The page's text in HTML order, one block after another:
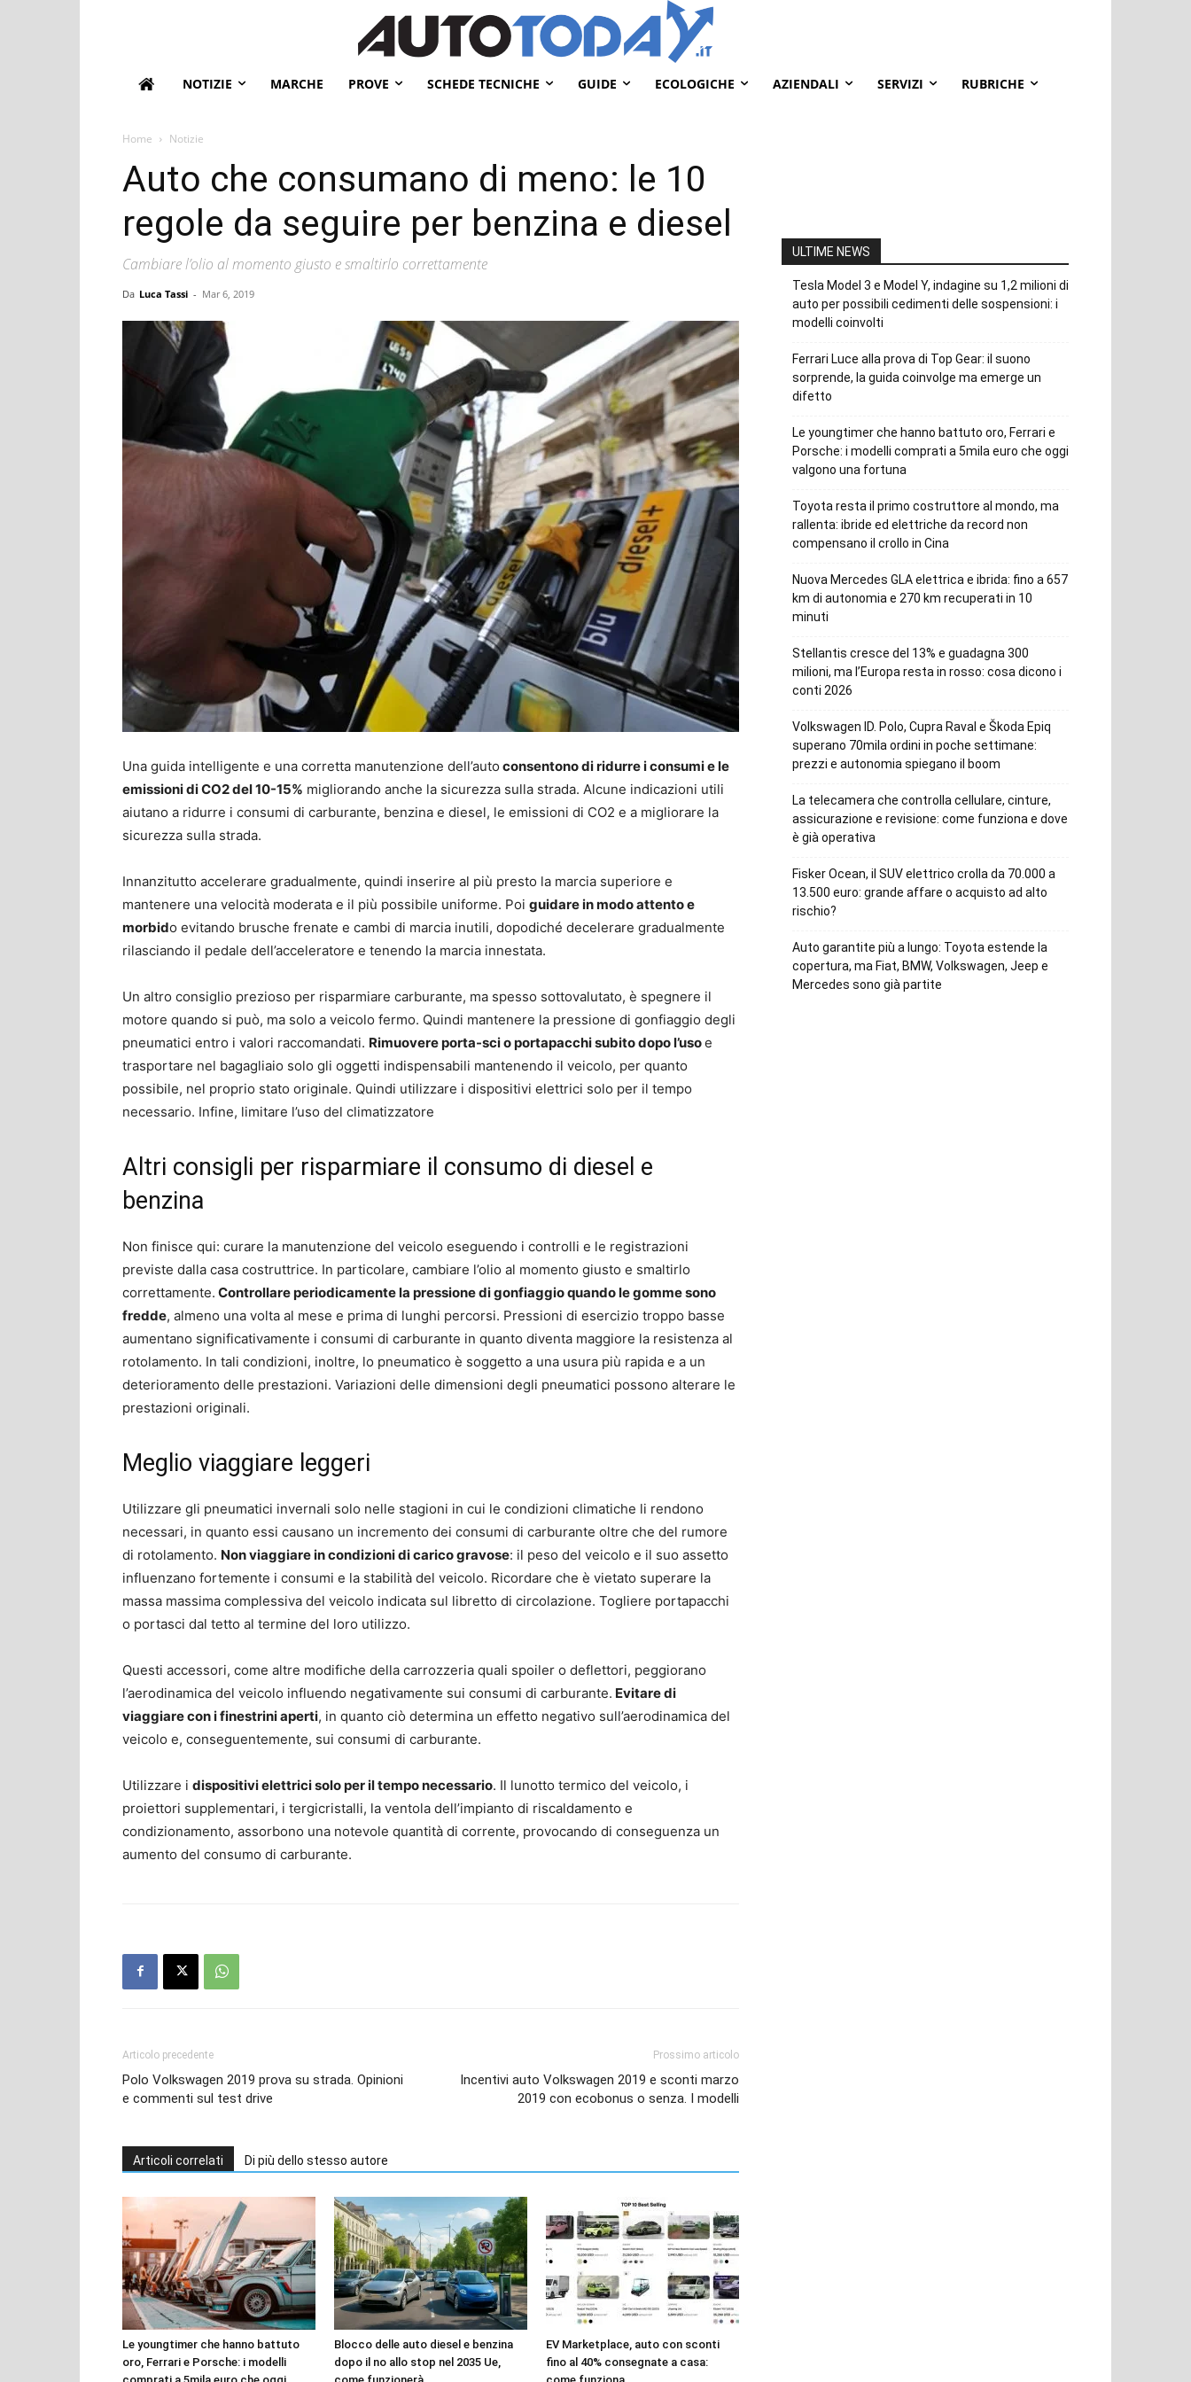
NOTIZIE MARCHE PROVE SCHEDE TECNICHE GUIDE ECOLOGICHE AZIENDALI SERVIZI RUBRICHE
Home Notizie
Auto che consumano di meno: le 10
regole da seguire per benzina e diesel
Cambiare l’olio al momento giusto e smaltirlo correttamente
Da Luca Tassi - Mar 6, 2019
Una guida intelligente e una corretta manutenzione dell’auto consentono di ridurre i consumi e le
emissioni di CO2 del 10-15% migliorando anche la sicurezza sulla strada. Alcune indicazioni utili
aiutano a ridurre i consumi di carburante, benzina e diesel, le emissioni di CO2 e a migliorare la
sicurezza sulla strada.
Innanzitutto accelerare gradualmente, quindi inserire al più presto la marcia superiore e
mantenere una velocità moderata e il più possibile uniforme. Poi guidare in modo attento e
morbido evitando brusche frenate e cambi di marcia inutili, dopodiché decelerare gradualmente
rilasciando il pedale dell’acceleratore e tenendo la marcia innestata.
Un altro consiglio prezioso per risparmiare carburante, ma spesso sottovalutato, è spegnere il
motore quando si può, ma solo a veicolo fermo. Quindi mantenere la pressione di gonfiaggio degli
pneumatici entro i valori raccomandati. Rimuovere porta-sci o portapacchi subito dopo l’usoe
trasportare nel bagagliaio solo gli oggetti indispensabili mantenendo il veicolo, per quanto
possibile, nel proprio stato originale. Quindi utilizzare i dispositivi elettrici solo per il tempo
necessario. Infine, limitare l’uso del climatizzatore
Altri consigli per risparmiare il consumo di diesel e
benzina
Non finisce qui: curare la manutenzione del veicolo eseguendo i controlli e le registrazioni
previste dalla casa costruttrice. In particolare, cambiare l’olio al momento giusto e smaltirlo
correttamente. Controllare periodicamente la pressione di gonfiaggio quando le gomme sono
fredde, almeno una volta al mese e prima di lunghi percorsi. Pressioni di esercizio troppo basse
aumentano significativamente i consumi di carburante in quanto diventa maggiore la resistenza al
rotolamento. In tali condizioni, inoltre, lo pneumatico è soggetto a una usura più rapida e a un
deterioramento delle prestazioni. Variazioni delle dimensioni degli pneumatici possono alterare le
prestazioni originali.
Meglio viaggiare leggeri
Utilizzare gli pneumatici invernali solo nelle stagioni in cui le condizioni climatiche li rendono
necessari, in quanto essi causano un incremento dei consumi di carburante oltre che del rumore
di rotolamento. Non viaggiare in condizioni di carico gravose: il peso del veicolo e il suo assetto
influenzano fortemente i consumi e la stabilità del veicolo. Ricordare che è vietato superare la
massa massima complessiva del veicolo indicata sul libretto di circolazione. Togliere portapacchi
o portasci dal tetto al termine del loro utilizzo.
Questi accessori, come altre modifiche della carrozzeria quali spoiler o deflettori, peggiorano
l’aerodinamica del veicolo influendo negativamente sui consumi di carburante. Evitare di
viaggiare con i finestrini aperti, in quanto ciò determina un effetto negativo sull’aerodinamica del
veicolo e, conseguentemente, sui consumi di carburante.
Utilizzare i dispositivi elettrici solo per il tempo necessario. Il lunotto termico del veicolo, i
proiettori supplementari, i tergicristalli, la ventola dell’impianto di riscaldamento e
condizionamento, assorbono una notevole quantità di corrente, provocando di conseguenza un
aumento del consumo di carburante.
Articolo precedente
Polo Volkswagen 2019 prova su strada. Opinioni
e commenti sul test drive
Prossimo articolo
Incentivi auto Volkswagen 2019 e sconti marzo
2019 con ecobonus o senza. I modelli
Articoli correlati Di più dello stesso autore
Le youngtimer che hanno battuto
oro, Ferrari e Porsche: i modelli
comprati a 5mila euro che oggi
Blocco delle auto diesel e benzina
dopo il no allo stop nel 2035 Ue,
come funzionerà
EV Marketplace, auto con sconti
fino al 40% consegnate a casa:
come funziona
ULTIME NEWS
Tesla Model 3 e Model Y, indagine su 1,2 milioni di
auto per possibili cedimenti delle sospensioni: i
modelli coinvolti
Ferrari Luce alla prova di Top Gear: il suono
sorprende, la guida coinvolge ma emerge un
difetto
Le youngtimer che hanno battuto oro, Ferrari e
Porsche: i modelli comprati a 5mila euro che oggi
valgono una fortuna
Toyota resta il primo costruttore al mondo, ma
rallenta: ibride ed elettriche da record non
compensano il crollo in Cina
Nuova Mercedes GLA elettrica e ibrida: fino a 657
km di autonomia e 270 km recuperati in 10
minuti
Stellantis cresce del 13% e guadagna 300
milioni, ma l’Europa resta in rosso: cosa dicono i
conti 2026
Volkswagen ID. Polo, Cupra Raval e Škoda Epiq
superano 70mila ordini in poche settimane:
prezzi e autonomia spiegano il boom
La telecamera che controlla cellulare, cinture,
assicurazione e revisione: come funziona e dove
è già operativa
Fisker Ocean, il SUV elettrico crolla da 70.000 a
13.500 euro: grande affare o acquisto ad alto
rischio?
Auto garantite più a lungo: Toyota estende la
copertura, ma Fiat, BMW, Volkswagen, Jeep e
Mercedes sono già partite